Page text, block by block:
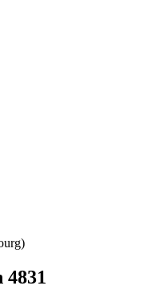
4831